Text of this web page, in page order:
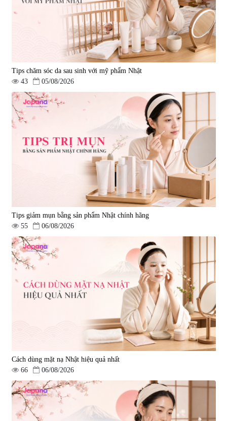
Tips chăm sóc da sau sinh với mỹ phẩm Nhật
43
05/08/2026
Tips giảm mụn bằng sản phẩm Nhật chính hãng
55
06/08/2026
Cách dùng mặt nạ Nhật hiệu quả nhất
66
06/08/2026